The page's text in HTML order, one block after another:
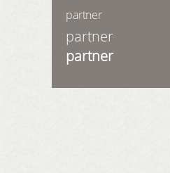
partner
partner
partner